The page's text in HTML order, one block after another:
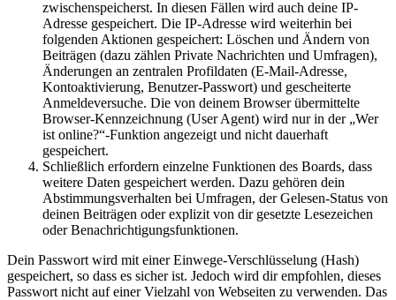
zwischenspeicherst. In diesen Fällen wird auch deine IP-
Adresse gespeichert. Die IP-Adresse wird weiterhin bei
folgenden Aktionen gespeichert: Löschen und Ändern von
Beiträgen (dazu zählen Private Nachrichten und Umfragen),
Änderungen an zentralen Profildaten (E-Mail-Adresse,
Kontoaktivierung, Benutzer-Passwort) und gescheiterte
Anmeldeversuche. Die von deinem Browser übermittelte
Browser-Kennzeichnung (User Agent) wird nur in der „Wer
ist online?“-Funktion angezeigt und nicht dauerhaft
gespeichert.
Schließlich erfordern einzelne Funktionen des Boards, dass
weitere Daten gespeichert werden. Dazu gehören dein
Abstimmungsverhalten bei Umfragen, der Gelesen-Status von
deinen Beiträgen oder explizit von dir gesetzte Lesezeichen
oder Benachrichtigungsfunktionen.
Dein Passwort wird mit einer Einwege-Verschlüsselung (Hash)
gespeichert, so dass es sicher ist. Jedoch wird dir empfohlen, dieses
Passwort nicht auf einer Vielzahl von Webseiten zu verwenden. Das